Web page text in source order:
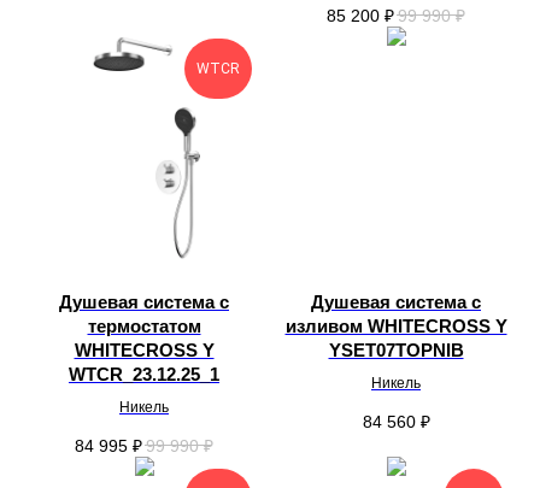
85 200 ₽99 990 ₽
WTCR
Душевая система с
термостатом
WHITECROSS Y
WTCR_23.12.25_1
Никель
84 995 ₽99 990 ₽
Душевая система с
изливом WHITECROSS Y
YSET07TOPNIB
Никель
84 560 ₽